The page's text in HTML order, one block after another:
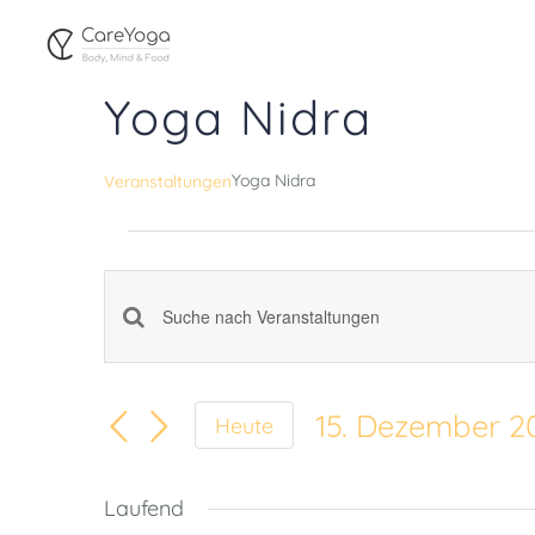
Yoga Nidra
VeranstaltungenYoga Nidra
Veranstaltungen
für
Dezember
2024
Veranstaltungen
Suche
Bitte
eingeben.
nach
Heute
15. Dezember
Laufend